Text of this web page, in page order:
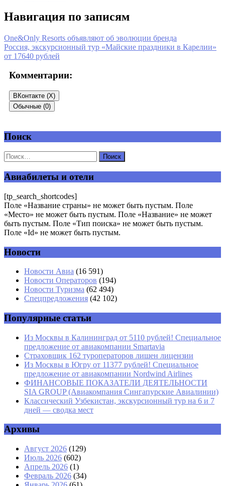
Навигация по записям
One&Only Resorts объявляют об эволюции бренда
Россия, экскурсионный тур «Майские праздники в Карелии»
от 17640 рублей
Комментарии:
ВКонтакте (X)
Обычные (0)
Добавить комментарий
Ваш адрес email не будет опубликован.
Имя *
Email*
Поиск
Авиабилеты и отели
[tp_search_shortcodes]
Поле «Название страны» не может быть пустым. Поле
«Место» не может быть пустым. Поле «Название» не может
быть пустым. Поле «Тип поиска» не может быть пустым.
Поле «Id» не может быть пустым.
Новости
Новости Авиа (16 591)
Новости Операторов (194)
Новости Туризма (62 494)
Спецпредложения (42 102)
Популярные статьи
Из Москвы в Калининград от 5110 рублей! Специальное
предложение от авиакомпании Smartavia
Страховщик 162 туроператоров лишен лицензии
Из Москвы в Югру от 11377 рублей! Специальное
предложение от авиакомпании Nordwind Airlines
ФИНАНСОВЫЕ ПОКАЗАТЕЛИ ДЕЯТЕЛЬНОСТИ
SIA GROUP (Авиакомпания Сингапурские Авиалинии)
Классический Узбекистан, экскурсионный тур на 6 и 7
дней — сводка мест
Архивы
Август 2026 (129)
Июль 2026 (602)
Апрель 2026 (1)
Февраль 2026 (34)